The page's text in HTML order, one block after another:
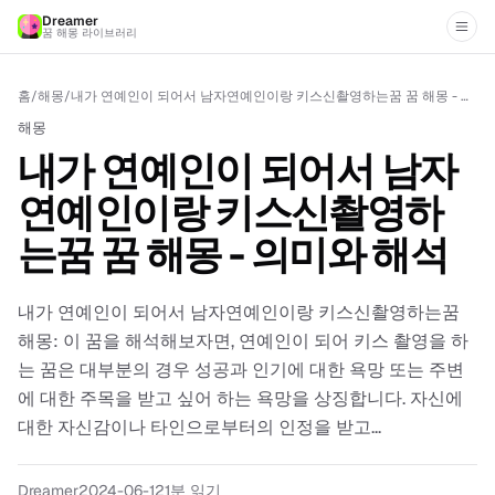
Dreamer
꿈 해몽 라이브러리
홈/해몽/ 내가 연예인이 되어서 남자연예인이랑 키스신촬영하는꿈 꿈 해몽 - 의미와 해석
해몽
내가 연예인이 되어서 남자
연예인이랑 키스신촬영하
는꿈 꿈 해몽 - 의미와 해석
내가 연예인이 되어서 남자연예인이랑 키스신촬영하는꿈
해몽: 이 꿈을 해석해보자면, 연예인이 되어 키스 촬영을 하
는 꿈은 대부분의 경우 성공과 인기에 대한 욕망 또는 주변
에 대한 주목을 받고 싶어 하는 욕망을 상징합니다. 자신에
대한 자신감이나 타인으로부터의 인정을 받고...
Dreamer2024-06-121분 읽기